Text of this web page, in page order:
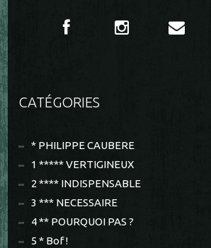
CATÉGORIES
* PHILIPPE CAUBERE
1 ***** VERTIGINEUX
2 **** INDISPENSABLE
3 *** NECESSAIRE
4 ** POURQUOI PAS ?
5 * Bof !